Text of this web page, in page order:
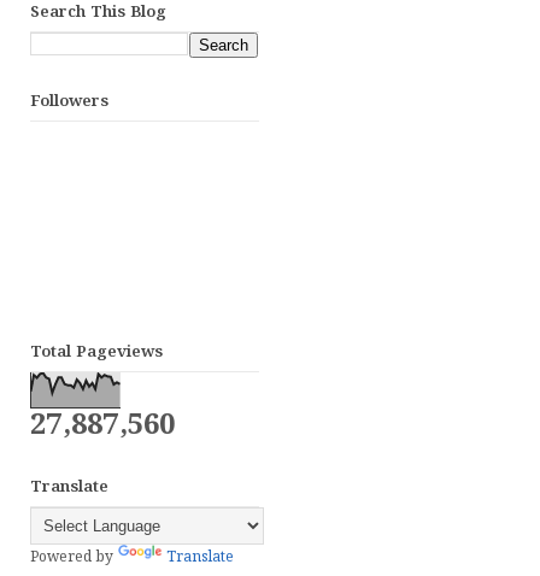
Search This Blog
Followers
Total Pageviews
27,887,560
Translate
Powered by Translate